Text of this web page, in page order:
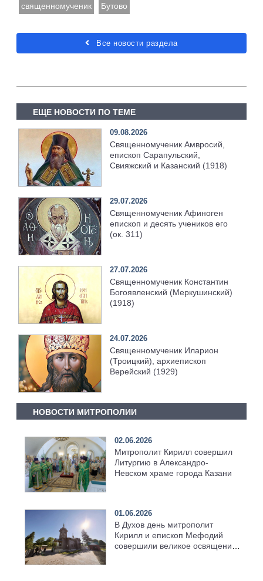
священномученик Бутово
Все новости раздела
ЕЩЕ НОВОСТИ ПО ТЕМЕ
09.08.2026
Священномученик Амвросий,
епископ Сарапульский,
Свияжский и Казанский (1918)
29.07.2026
Священномученик Афиноген
епископ и десять учеников его
(ок. 311)
27.07.2026
Священномученик Константин
Богоявленский (Меркушинский)
(1918)
24.07.2026
Священномученик Иларион
(Троицкий), архиепископ
Верейский (1929)
НОВОСТИ МИТРОПОЛИИ
02.06.2026
Митрополит Кирилл совершил
Литургию в Александро-
Невском храме города Казани
01.06.2026
В Духов день митрополит
Кирилл и епископ Мефодий
совершили великое освящение